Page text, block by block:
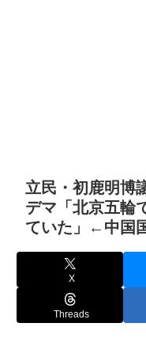
立民・初鹿明博
デマ「北京五輪
ていた」←中国
X
Threads